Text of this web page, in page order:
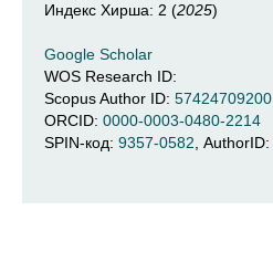
Индекс Хирша: 2 (2025)
Google Scholar
WOS Research ID:
Scopus Author ID: 57424709200
ORCID: 0000-0003-0480-2214
SPIN-код: 9357-0582 , AuthorID: